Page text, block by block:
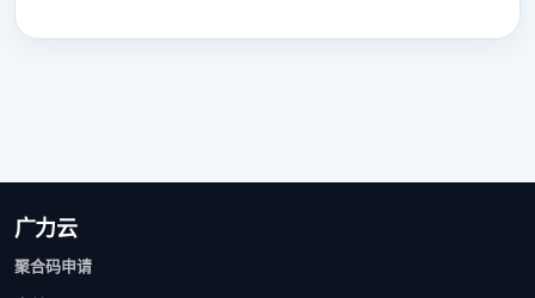
广力云
聚合码申请